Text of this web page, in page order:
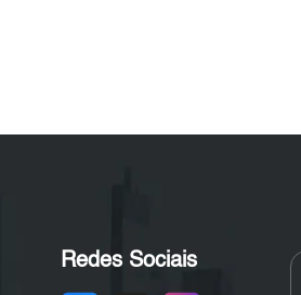
Redes Sociais